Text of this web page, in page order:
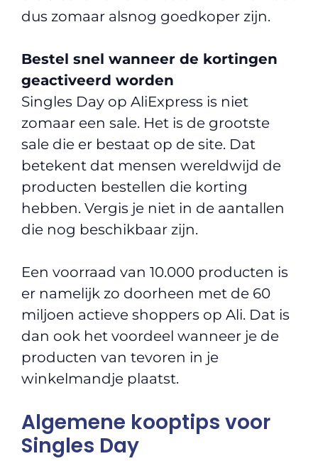
dus zomaar alsnog goedkoper zijn.
Bestel snel wanneer de kortingen
geactiveerd worden
Singles Day op AliExpress is niet
zomaar een sale. Het is de grootste
sale die er bestaat op de site. Dat
betekent dat mensen wereldwijd de
producten bestellen die korting
hebben. Vergis je niet in de aantallen
die nog beschikbaar zijn.
Een voorraad van 10.000 producten is
er namelijk zo doorheen met de 60
miljoen actieve shoppers op Ali. Dat is
dan ook het voordeel wanneer je de
producten van tevoren in je
winkelmandje plaatst.
Algemene kooptips voor
Singles Day